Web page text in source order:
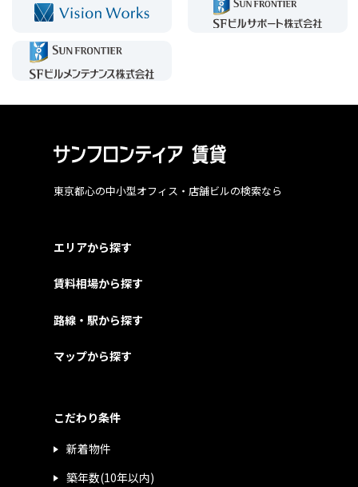
東京都心の中小型オフィス・店舗ビルの検索なら
エリアから探す
賃料相場から探す
路線・駅から探す
マップから探す
こだわり条件
新着物件
築年数(10年以内)